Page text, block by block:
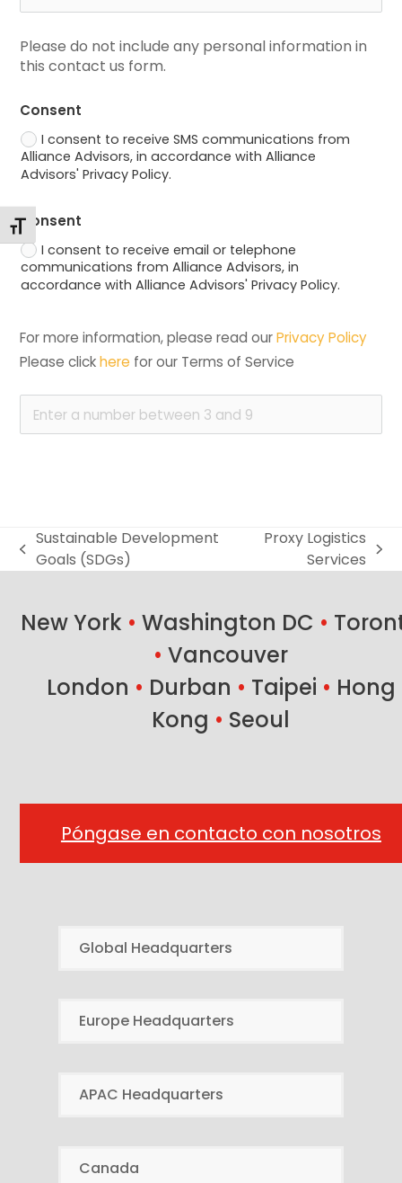
Alternar tamaño de letra
Please do not include any personal information in
this contact us form.
Consent
I consent to receive SMS communications from
Alliance Advisors, in accordance with Alliance
Advisors' Privacy Policy.
Consent
I consent to receive email or telephone
communications from Alliance Advisors, in
accordance with Alliance Advisors' Privacy Policy.
For more information, please read our Privacy Policy
Please click here for our Terms of Service
previous
Sustainable Development
Goals (SDGs)
Proxy Logistics
Services
New York • Washington DC •
• Vancouver
London • Durban • Taipei • Hong
Kong • Seoul
Póngase en contacto con nosotros
Global Headquarters
Europe Headquarters
APAC Headquarters
Canada